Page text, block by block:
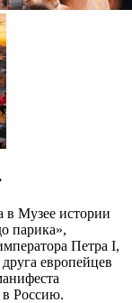
в Музее истории
парика»,
Петра I,
европейцев
в Россию.